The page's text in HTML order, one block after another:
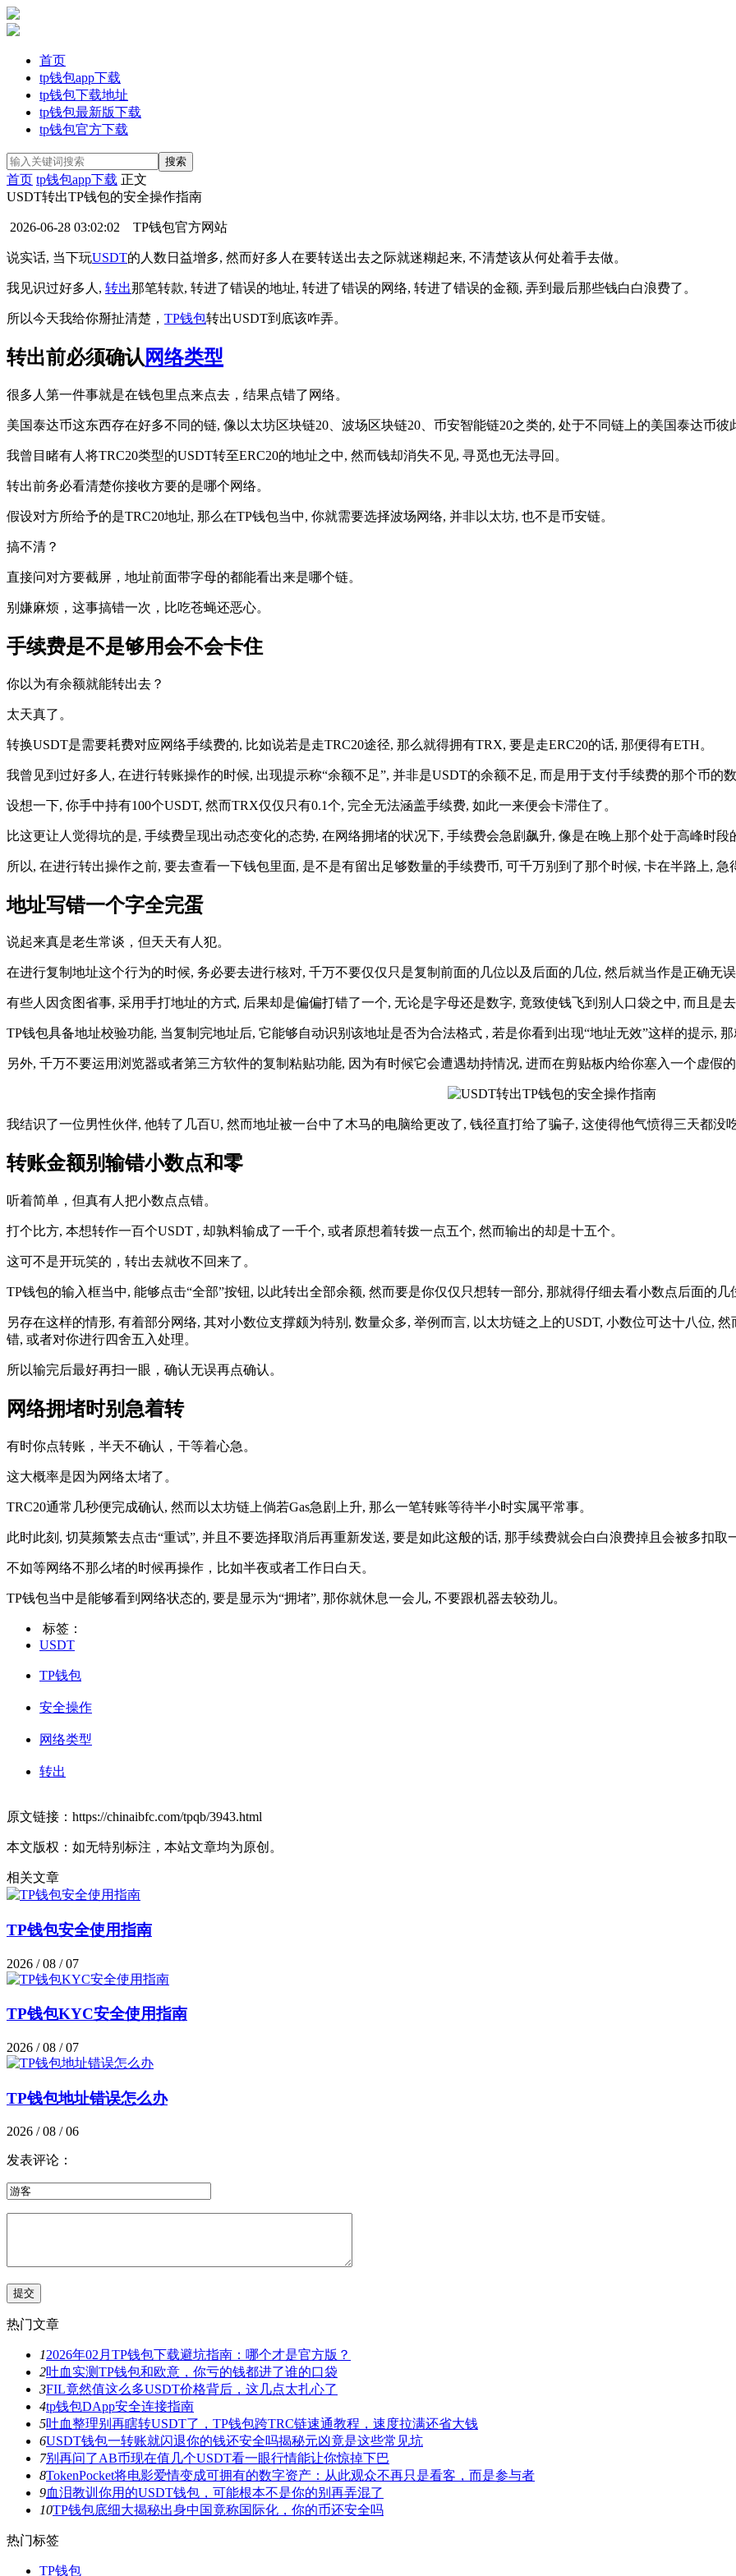
首页
tp钱包app下载
tp钱包下载地址
tp钱包最新版下载
tp钱包官方下载
首页 tp钱包app下载 正文
USDT转出TP钱包的安全操作指南
2026-06-28 03:02:02 TP钱包官方网站
说实话, 当下玩USDT的人数日益增多, 然而好多人在要转送出去之际就迷糊起来, 不清楚该从何处着手去做。
我见识过好多人, 转出那笔转款, 转进了错误的地址, 转进了错误的网络, 转进了错误的金额, 弄到最后那些钱白白浪费了。
所以今天我给你掰扯清楚， TP钱包转出USDT到底该咋弄。
转出前必须确认 网络类型
很多人第一件事就是在钱包里点来点去，结果点错了网络。
美国泰达币这东西存在好多不同的链, 像以太坊区块链20、波场区块链20、币安智能链20之类的, 处于不同链上的美国泰达币
我曾目睹有人将TRC20类型的USDT转至ERC20的地址之中, 然而钱却消失不见, 寻觅也无法寻回。
转出前务必看清楚你接收方要的是哪个网络。
假设对方所给予的是TRC20地址, 那么在TP钱包当中, 你就需要选择波场网络, 并非以太坊, 也不是币安链。
搞不清？
直接问对方要截屏，地址前面带字母的都能看出来是哪个链。
别嫌麻烦，这事搞错一次，比吃苍蝇还恶心。
手续费是不是够用会不会卡住
你以为有余额就能转出去？
太天真了。
转换USDT是需要耗费对应网络手续费的, 比如说若是走TRC20途径, 那么就得拥有TRX, 要是走ERC20的话, 那便得有ETH。
我曾见到过好多人, 在进行转账操作的时候, 出现提示称“余额不足”, 并非是USDT的余额不足, 而是用于支付手续费的那个币的
设想一下, 你手中持有100个USDT, 然而TRX仅仅只有0.1个, 完全无法涵盖手续费, 如此一来便会卡滞住了。
比这更让人觉得坑的是, 手续费呈现出动态变化的态势, 在网络拥堵的状况下, 手续费会急剧飙升, 像是在晚上那个处于高峰时
所以, 在进行转出操作之前, 要去查看一下钱包里面, 是不是有留出足够数量的手续费币, 可千万别到了那个时候, 卡在半路上, 急
地址写错一个字全完蛋
说起来真是老生常谈，但天天有人犯。
在进行复制地址这个行为的时候, 务必要去进行核对, 千万不要仅仅只是复制前面的几位以及后面的几位, 然后就当作是正确无
有些人因贪图省事, 采用手打地址的方式, 后果却是偏偏打错了一个, 无论是字母还是数字, 竟致使钱飞到别人口袋之中, 而且是
TP钱包具备地址校验功能, 当复制完地址后, 它能够自动识别该地址是否为合法格式 , 若是你看到出现“地址无效”这样的提示,
另外, 千万不要运用浏览器或者第三方软件的复制粘贴功能, 因为有时候它会遭遇劫持情况, 进而在剪贴板内给你塞入一个虚假
我结识了一位男性伙伴, 他转了几百U, 然而地址被一台中了木马的电脑给更改了, 钱径直打给了骗子, 这使得他气愤得三天都没
转账金额别输错小数点和零
听着简单，但真有人把小数点点错。
打个比方, 本想转作一百个USDT , 却孰料输成了一千个, 或者原想着转拨一点五个, 然而输出的却是十五个。
这可不是开玩笑的，转出去就收不回来了。
TP钱包的输入框当中, 能够点击“全部”按钮, 以此转出全部余额, 然而要是你仅仅只想转一部分, 那就得仔细去看小数点后面的
另存在这样的情形, 有着部分网络, 其对小数位支撑颇为特别, 数量众多, 举例而言, 以太坊链之上的USDT, 小数位可达十八位,
错, 或者对你进行四舍五入处理。
所以输完后最好再扫一眼，确认无误再点确认。
网络拥堵时别急着转
有时你点转账，半天不确认，干等着心急。
这大概率是因为网络太堵了。
TRC20通常几秒便完成确认, 然而以太坊链上倘若Gas急剧上升, 那么一笔转账等待半小时实属平常事。
此时此刻, 切莫频繁去点击“重试”, 并且不要选择取消后再重新发送, 要是如此这般的话, 那手续费就会白白浪费掉且会被多扣取
不如等网络不那么堵的时候再操作，比如半夜或者工作日白天。
TP钱包当中是能够看到网络状态的, 要是显示为“拥堵”, 那你就休息一会儿, 不要跟机器去较劲儿。
标签：
USDT
TP钱包
安全操作
网络类型
转出
原文链接：https://chinaibfc.com/tpqb/3943.html
本文版权：如无特别标注，本站文章均为原创。
相关文章
TP钱包安全使用指南
2026 / 08 / 07
TP钱包KYC安全使用指南
2026 / 08 / 07
TP钱包地址错误怎么办
2026 / 08 / 06
发表评论：
热门文章
12026年02月TP钱包下载避坑指南：哪个才是官方版？
2吐血实测TP钱包和欧意，你亏的钱都进了谁的口袋
3FIL竟然值这么多USDT价格背后，这几点太扎心了
4tp钱包DApp安全连接指南
5吐血整理别再瞎转USDT了，TP钱包跨TRC链速通教程，速度拉满还省大钱
6USDT钱包一转账就闪退你的钱还安全吗揭秘元凶竟是这些常见坑
7别再问了AB币现在值几个USDT看一眼行情能让你惊掉下巴
8TokenPocket将电影爱情变成可拥有的数字资产：从此观众不再只是看客，而是参与者
9血泪教训你用的USDT钱包，可能根本不是你的别再弄混了
10TP钱包底细大揭秘出身中国竟称国际化，你的币还安全吗
热门标签
TP钱包